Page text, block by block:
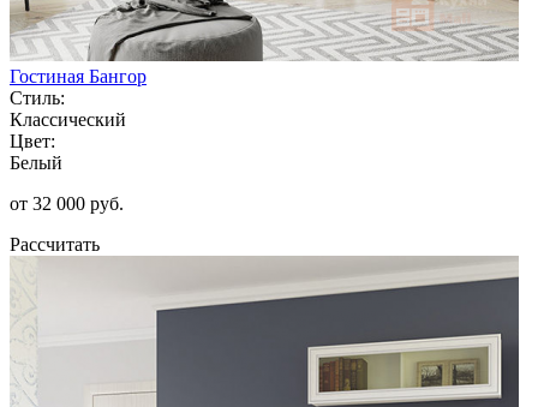
Гостиная Бангор
Стиль:
Классический
Цвет:
Белый
от 32 000 руб.
Рассчитать